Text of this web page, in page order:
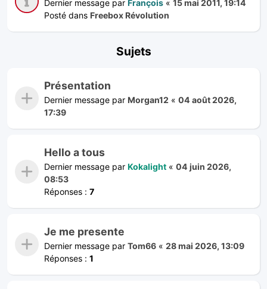
Dernier message par François « 15 mai 2011, 19:14
Posté dans Freebox Révolution
Sujets
Présentation
Dernier message par Morgan12 « 04 août 2026,
17:39
Hello a tous
Dernier message par Kokalight « 04 juin 2026,
08:53
Réponses : 7
Je me presente
Dernier message par Tom66 « 28 mai 2026, 13:09
Réponses : 1